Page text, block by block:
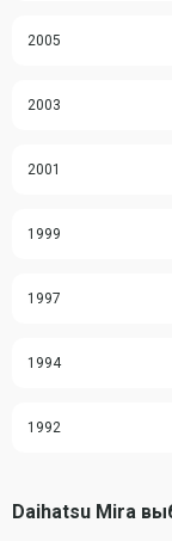
2005
2003
2001
1999
1997
1994
1992
Daihatsu Mira